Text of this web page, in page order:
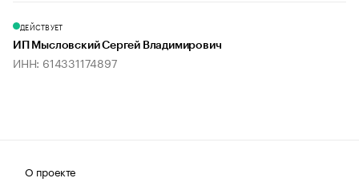
ДЕЙСТВУЕТ
ИП Мысловский Сергей Владимирович
ИНН: 614331174897
О проекте